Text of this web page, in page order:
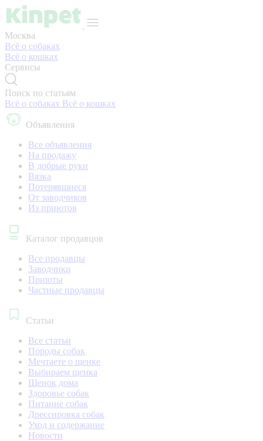
Москва
Всё о собаках
Всё о кошках
Сервисы
Поиск по статьям
Всё о собаках Всё о кошках
Объявления
Все объявления
На продажу
В добрые руки
Вязка
Потерявшиеся
От заводчиков
Из приютов
Каталог продавцов
Все продавцы
Заводчики
Приюты
Частные продавцы
Статьи
Все статьи
Породы собак
Мечтаете о щенке
Выбираем щенка
Щенок дома
Здоровье собак
Питание собак
Дрессировка собак
Уход и содержание
Новости